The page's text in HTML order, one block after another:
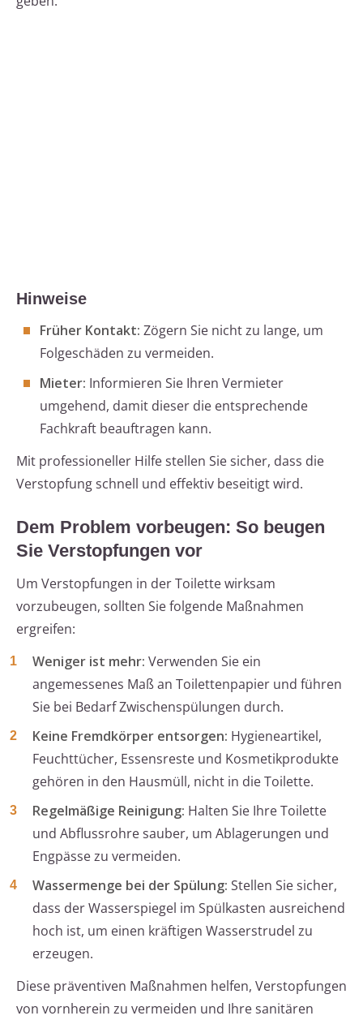
Hinweise
Früher Kontakt: Zögern Sie nicht zu lange, um
Folgeschäden zu vermeiden.
Mieter: Informieren Sie Ihren Vermieter
umgehend, damit dieser die entsprechende
Fachkraft beauftragen kann.
Mit professioneller Hilfe stellen Sie sicher, dass die
Verstopfung schnell und effektiv beseitigt wird.
Dem Problem vorbeugen: So beugen
Sie Verstopfungen vor
Um Verstopfungen in der Toilette wirksam
vorzubeugen, sollten Sie folgende Maßnahmen
ergreifen:
Weniger ist mehr: Verwenden Sie ein
angemessenes Maß an Toilettenpapier und führen
Sie bei Bedarf Zwischenspülungen durch.
Keine Fremdkörper entsorgen: Hygieneartikel,
Feuchttücher, Essensreste und Kosmetikprodukte
gehören in den Hausmüll, nicht in die Toilette.
Regelmäßige Reinigung: Halten Sie Ihre Toilette
und Abflussrohre sauber, um Ablagerungen und
Engpässe zu vermeiden.
Wassermenge bei der Spülung: Stellen Sie sicher,
dass der Wasserspiegel im Spülkasten ausreichend
hoch ist, um einen kräftigen Wasserstrudel zu
erzeugen.
Diese präventiven Maßnahmen helfen, Verstopfungen
von vornherein zu vermeiden und Ihre sanitären